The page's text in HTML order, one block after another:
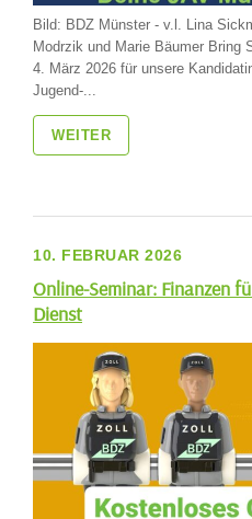
Bild: BDZ Münster - v.l. Lina
Modrzik und Marie Bäumer Bring
4. März 2026 für unsere
Jugend-...
WEITER
10. FEBRUAR 2026
Online-Seminar: Finanzen
Dienst